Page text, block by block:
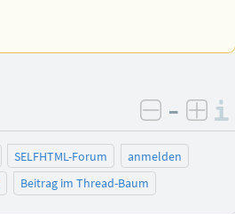
negativ
–
SELFHTML-Forum
anmelden
Beitrag im Thread-Baum